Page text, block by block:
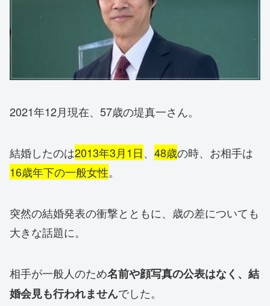
2021年12月現在、57歳の堤真一さん。
結婚したのは2013年3月1日、 48歳の時、お相手は
16歳年下の一般女性。
突然の結婚発表の衝撃とともに、歳の差についても
大きな話題に。
相手が一般人のため名前や顔写真の公表はなく、結
婚会見も行われませんでした。